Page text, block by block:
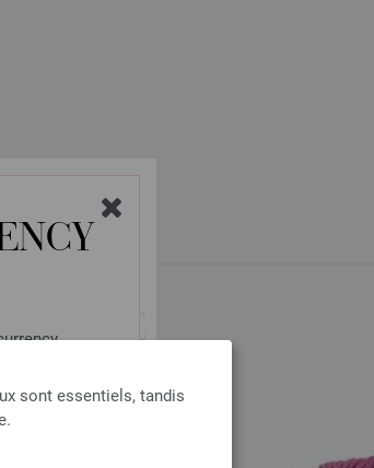
sont essentiels, tandis